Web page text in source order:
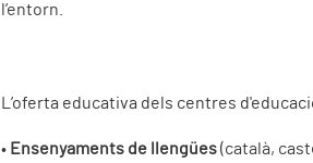
l’entorn.
L’oferta educativa dels centres
• Ensenyaments de llengües(català,